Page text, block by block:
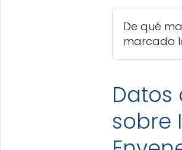
De qué
marcado
Datos
sobre